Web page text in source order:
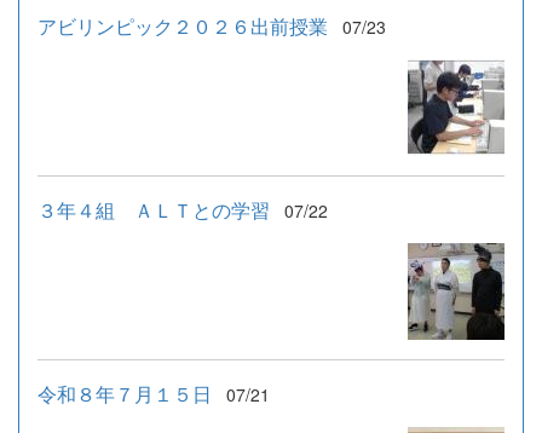
アビリンピック２０２６出前授業 07/23
３年４組 ＡＬＴとの学習 07/22
令和８年７月１５日 07/21